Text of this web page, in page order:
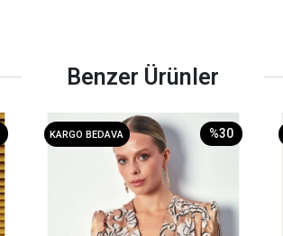
Benzer Ürünler
KARGO BEDAVA %30